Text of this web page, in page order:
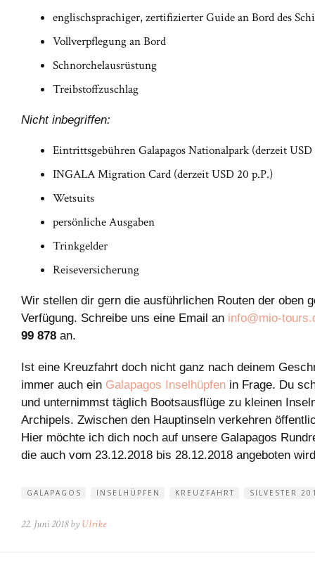
englischsprachiger, zertifizierter Guide an Bord des
Vollverpflegung an Bord
Schnorchelausrüstung
Treibstoffzuschlag
Nicht inbegriffen:
Eintrittsgebühren Galapagos Nationalpark (derzeit USD
INGALA Migration Card (derzeit USD 20 p.P.)
Wetsuits
persönliche Ausgaben
Trinkgelder
Reiseversicherung
Wir stellen dir gern die ausführlichen Routen der oben
Verfügung. Schreibe uns eine Email an info@mio-
99 878 an.
Ist eine Kreuzfahrt doch nicht ganz nach deinem
immer auch ein Galapagos Inselhüpfen in Frage. Du
und unternimmst täglich Bootsausflüge zu kleinen
Archipels. Zwischen den Hauptinseln verkehren
Hier möchte ich dich noch auf unsere Galapagos
die auch vom 23.12.2018 bis 28.12.2018 angeboten
GALAPAGOS INSELHÜPFEN KREUZFAHRT SILVESTER
22. Juni 2018 by Ulrike